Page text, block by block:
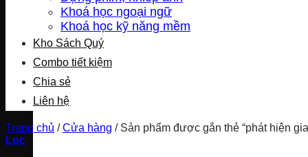
Khoá học ngoại ngữ
Khoá học kỹ năng mềm
Kho Sách Quý
Combo tiết kiệm
Chia sẻ
Liên hệ
Trang chủ / Cửa hàng /Sản phẩm được gắn thẻ “phát hiện
Lọc